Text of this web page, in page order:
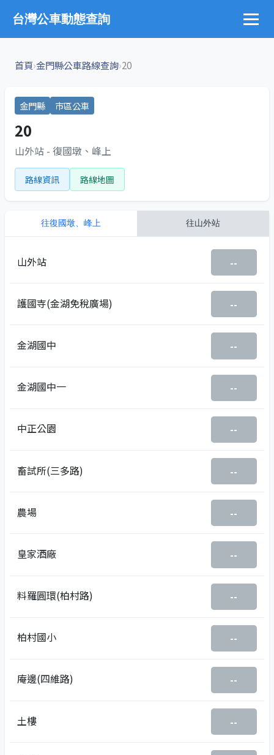
台灣公車動態查詢
首頁›金門縣公車路線查詢›20
金門縣 市區公車
20
山外站 - 復國墩、峰上
路線資訊 路線地圖
往復國墩、峰上 往山外站
山外站 --
護國寺(金湖免稅廣場) --
金湖國中 --
金湖國中一 --
中正公園 --
畜試所(三多路) --
農場 --
皇家酒廠 --
料羅圓環(柏村路) --
柏村國小 --
庵邊(四維路) --
土樓 --